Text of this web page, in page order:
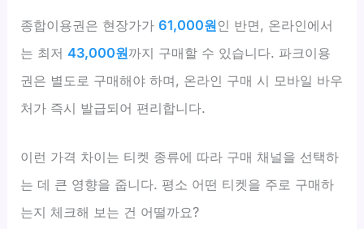
종합이용권은 현장가가61,000원인 반면, 온라인에서
는 최저43,000원까지 구매할 수 있습니다. 파크이용
권은 별도로 구매해야 하며, 온라인 구매 시 모바일 바우
처가 즉시 발급되어 편리합니다.
이런 가격 차이는 티켓 종류에 따라 구매 채널을 선택하
는 데 큰 영향을 줍니다. 평소 어떤 티켓을 주로 구매하
는지 체크해 보는 건 어떨까요?